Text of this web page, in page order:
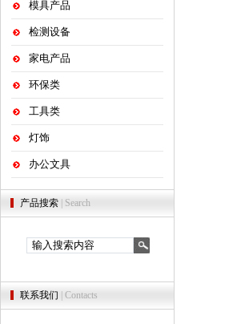
模具产品
检测设备
家电产品
环保类
工具类
灯饰
办公文具
产品搜索 | Search
联系我们 | Contacts